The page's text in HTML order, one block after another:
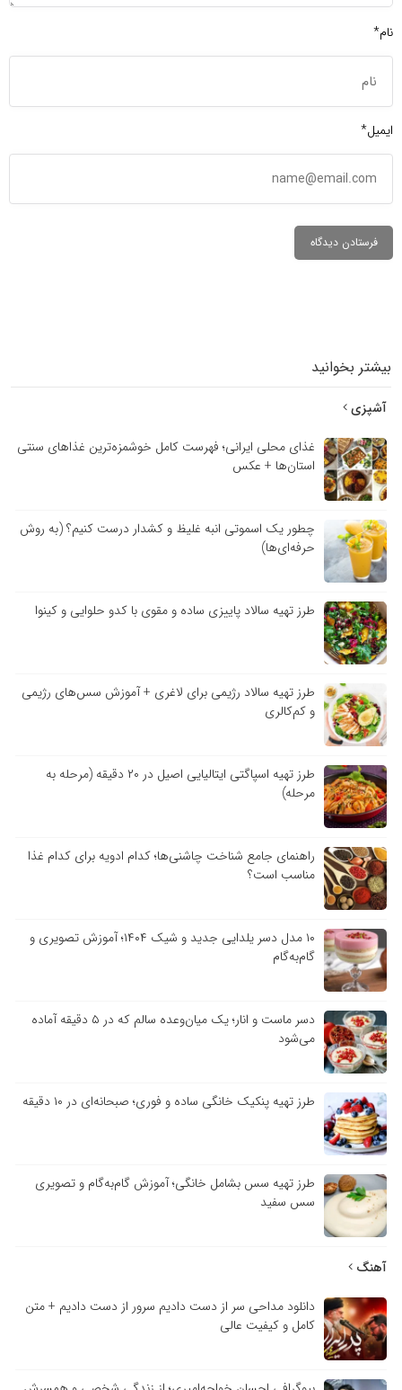
نام*
ایمیل*
بیشتر بخوانید
آشپزی
غذای محلی ایرانی؛ فهرست کامل خوشمزه‌ترین غذاهای سنتی
استان‌ها + عکس
چطور یک اسموتی انبه غلیظ و کشدار درست کنیم؟ (به روش
حرفه‌ای‌ها)
طرز تهیه سالاد پاییزی ساده و مقوی با کدو حلوایی و کینوا
طرز تهیه سالاد رژیمی برای لاغری + آموزش سس‌های رژیمی
و کم‌کالری
طرز تهیه اسپاگتی ایتالیایی اصیل در ۲۰ دقیقه (مرحله به
مرحله)
راهنمای جامع شناخت چاشنی‌ها؛ کدام ادویه برای کدام غذا
مناسب است؟
۱۰ مدل دسر یلدایی جدید و شیک ۱۴۰۴؛ آموزش تصویری و
گام‌به‌گام
دسر ماست و انار؛ یک میان‌وعده سالم که در ۵ دقیقه آماده
می‌شود
طرز تهیه پنکیک خانگی ساده و فوری؛ صبحانه‌ای در ۱۰ دقیقه
طرز تهیه سس بشامل خانگی؛ آموزش گام‌به‌گام و تصویری
سس سفید
آهنگ
دانلود مداحی سر از دست دادیم سرور از دست دادیم + متن
کامل و کیفیت عالی